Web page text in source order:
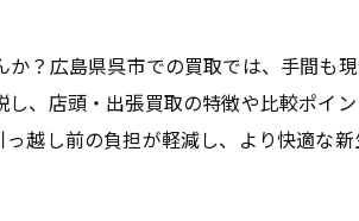
？広島県呉市での買取では、手間も
、店頭・出張買取の特徴や比較ポイ
越し前の負担が軽減し、より快適な